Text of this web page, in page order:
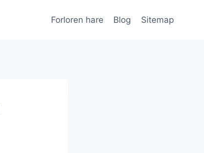
Forloren hare Blog Sitemap